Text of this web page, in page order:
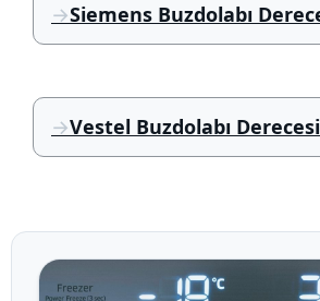
Siemens Buzdolabı
Vestel Buzdolabı Derecesi